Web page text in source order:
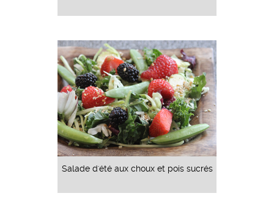
Salade d'été aux choux et pois sucrés